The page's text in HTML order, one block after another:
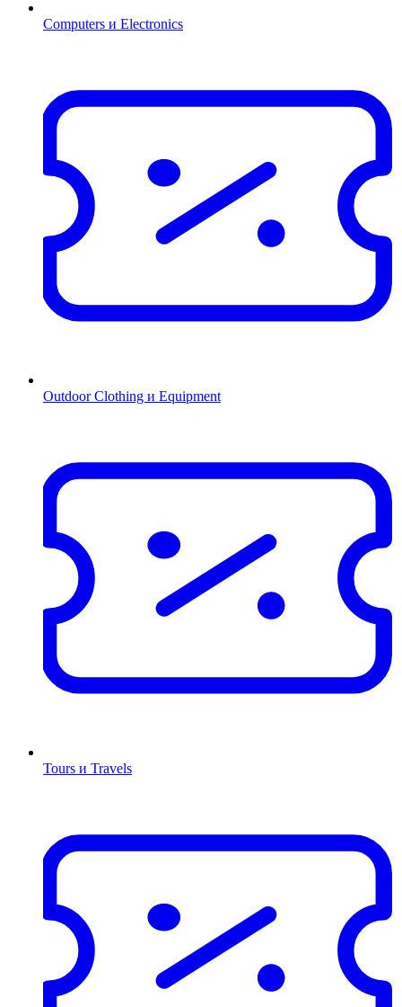
Computers и Electronics
Outdoor Clothing и Equipment
Tours и Travels